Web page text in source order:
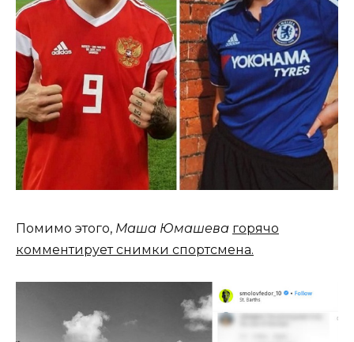
Помимо этого, Маша Юмашева горячо
комментирует снимки спортсмена.